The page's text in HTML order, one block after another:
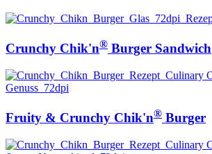
Crunchy Chik'n® Burger Sandwich
Fruity & Crunchy Chik'n® Burger